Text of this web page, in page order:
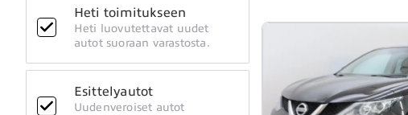
Heti toimitukseen
Heti luovutettavat uudet
autot suoraan varastosta.
Esittelyautot
Uudenveroiset autot